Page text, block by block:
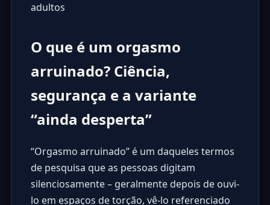
adultos
O que é um orgasmo
arruinado? Ciência,
segurança e a variante
“ainda desperta”
“Orgasmo arruinado” é um daqueles termos
de pesquisa que as pessoas digitam
silenciosamente – geralmente depois de ouvi-
lo em espaços de torção, vê-lo referenciado